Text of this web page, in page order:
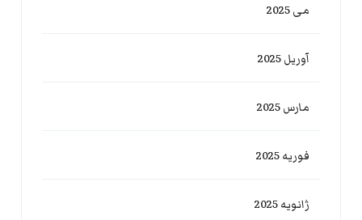
می 2025
آوریل 2025
مارس 2025
فوریه 2025
ژانویه 2025